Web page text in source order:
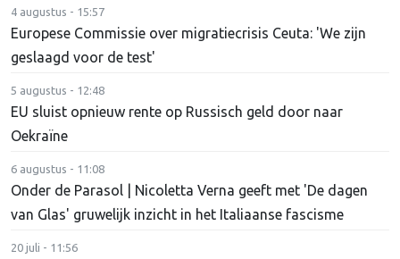
4 augustus - 15:57
Europese Commissie over migratiecrisis Ceuta: 'We zijn
geslaagd voor de test'
5 augustus - 12:48
EU sluist opnieuw rente op Russisch geld door naar
Oekraïne
6 augustus - 11:08
Onder de Parasol | Nicoletta Verna geeft met 'De dagen
van Glas' gruwelijk inzicht in het Italiaanse fascisme
20 juli - 11:56